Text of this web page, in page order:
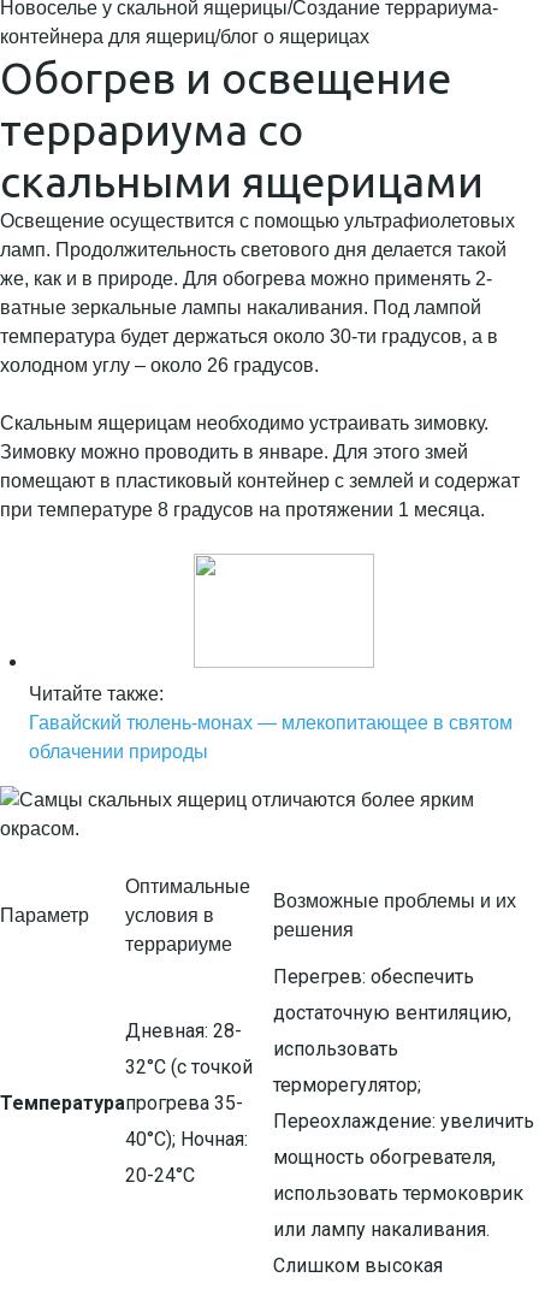
Новоселье у скальной ящерицы/Создание террариума-
контейнера для ящериц/блог о ящерицах
Обогрев и освещение
террариума со
скальными ящерицами
Освещение осуществится с помощью ультрафиолетовых
ламп. Продолжительность светового дня делается такой
же, как и в природе. Для обогрева можно применять 2-
ватные зеркальные лампы накаливания. Под лампой
температура будет держаться около 30-ти градусов, а в
холодном углу – около 26 градусов.
Скальным ящерицам необходимо устраивать зимовку.
Зимовку можно проводить в январе. Для этого змей
помещают в пластиковый контейнер с землей и содержат
при температуре 8 градусов на протяжении 1 месяца.
Читайте также:
Гавайский тюлень-монах — млекопитающее в святом
облачении природы
Параметр
Оптимальные
условия в
террариуме
Возможные проблемы и их
решения
Температура
Дневная: 28-
32°C (с точкой
прогрева 35-
40°C); Ночная:
20-24°C
Перегрев: обеспечить
достаточную вентиляцию,
использовать
терморегулятор;
Переохлаждение: увеличить
мощность обогревателя,
использовать термоковрик
или лампу накаливания.
Слишком высокая